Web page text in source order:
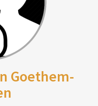
Goethem-